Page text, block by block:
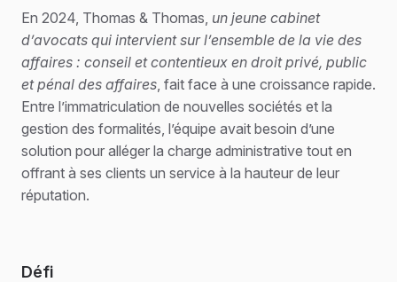
En 2024, Thomas & Thomas, un jeune cabinet
d’avocats qui intervient sur l’ensemble de la vie des
affaires : conseil et contentieux en droit privé, public
et pénal des affaires, fait face à une croissance rapide.
Entre l’immatriculation de nouvelles sociétés et la
gestion des formalités, l’équipe avait besoin d’une
solution pour alléger la charge administrative tout en
offrant à ses clients un service à la hauteur de leur
réputation.
Défi